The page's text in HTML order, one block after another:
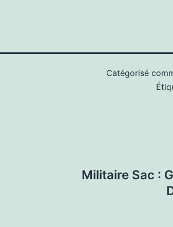
Catégorisé
Militaire Sac :